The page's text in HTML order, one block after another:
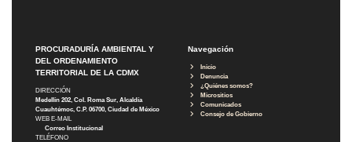
PROCURADURÍA AMBIENTAL Y
DEL ORDENAMIENTO
TERRITORIAL DE LA CDMX
DIRECCIÓN
Medellín 202, Col. Roma Sur, Alcaldía
Cuauhtémoc, C.P. 06700, Ciudad de México
WEB E-MAIL
Correo Institucional
TELÉFONO
Navegación
Inicio
Denuncia
¿Quiénes somos?
Micrositios
Comunicados
Consejo de Gobierno